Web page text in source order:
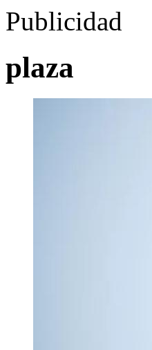
Publicidad
plaza